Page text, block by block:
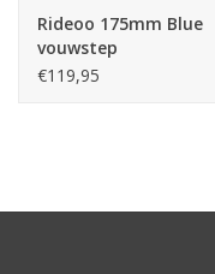
Rideoo 175mm Blue
vouwstep
€119,95